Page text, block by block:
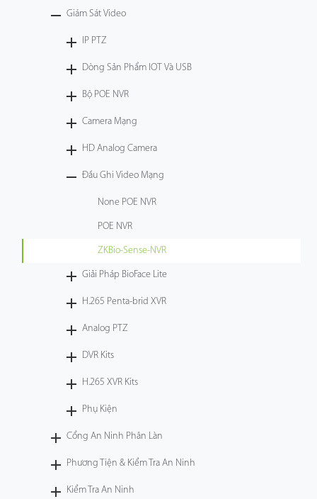
Giám Sát Video
IP PTZ
Dòng Sản Phẩm IOT Và USB
Bộ POE NVR
Camera Mạng
HD Analog Camera
Đầu Ghi Video Mạng
None POE NVR
POE NVR
ZKBio-Sense-NVR
Giải Pháp BioFace Lite
H.265 Penta-brid XVR
Analog PTZ
DVR Kits
H.265 XVR Kits
Phụ Kiện
Cổng An Ninh Phân Làn
Phương Tiện & Kiểm Tra An Ninh
Kiểm Tra An Ninh